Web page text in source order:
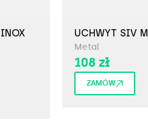
UCHWYT SIV M
Metal
108 zł
ZAMÓW